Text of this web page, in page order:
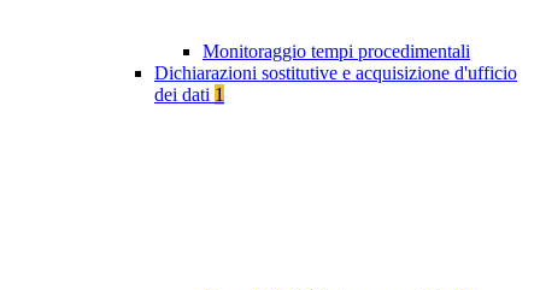
Monitoraggio tempi procedimentali
Dichiarazioni sostitutive e acquisizione d'ufficio
dei dati 1